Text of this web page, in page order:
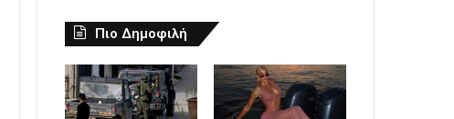
Πιο Δημοφιλή